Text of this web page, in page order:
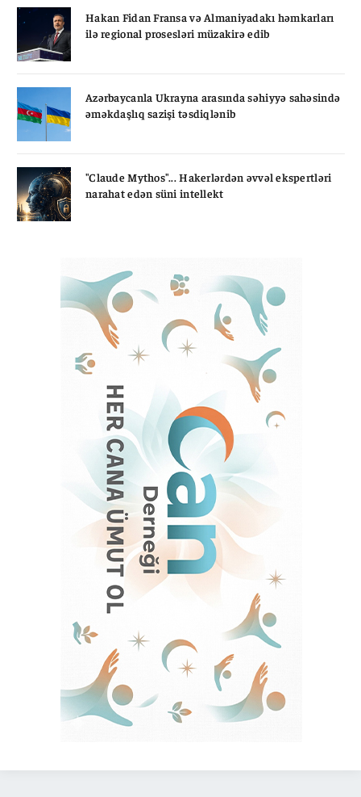
Hakan Fidan Fransa və Almaniyadakı həmkarları
ilə regional prosesləri müzakirə edib
Azərbaycanla Ukrayna arasında səhiyyə sahəsində
əməkdaşlıq sazişi təsdiqlənib
"Claude Mythos"... Hakerlərdən əvvəl ekspertləri
narahat edən süni intellekt